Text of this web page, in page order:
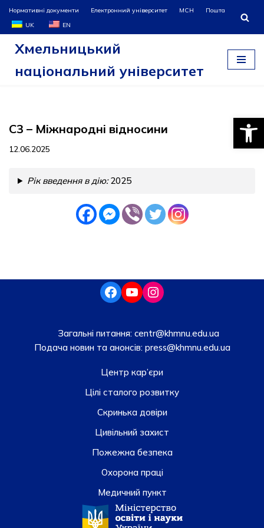
Перейти
до
Нормативні документи Електронний університет МСН
Пошта
UK
EN
Хмельницький
національний університет
С3 – Міжнародні відносини
12.06.2025
Рік введення в дію:2025
Загальні питання: centr@khmnu.edu.ua
Подача новин та анонсів:press@khmnu.edu.ua
Центр кар’єри
Цілі сталого розвитку
Скринька довiри
Цивільний захист
Пожежна безпека
Охорона праці
Медичний пункт